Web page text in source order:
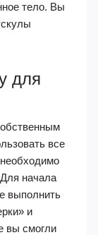
тело. Вы
для
все
Для начала
выполнить
и
вы смогли